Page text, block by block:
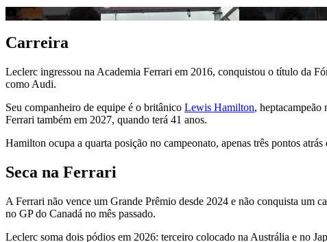
Carreira
Leclerc ingressou na Academia Ferrari em 2016, conquistou o título da
como Audi.
Seu companheiro de equipe é o britânico Lewis Hamilton,
Ferrari também em 2027, quando terá 41 anos.
Hamilton ocupa a quarta posição no campeonato, apenas três pontos atrás
Seca na Ferrari
A Ferrari não vence um Grande Prêmio desde 2024 e não conquista um
no GP do Canadá no mês passado.
Leclerc soma dois pódios em 2026: terceiro colocado na Austrália e no